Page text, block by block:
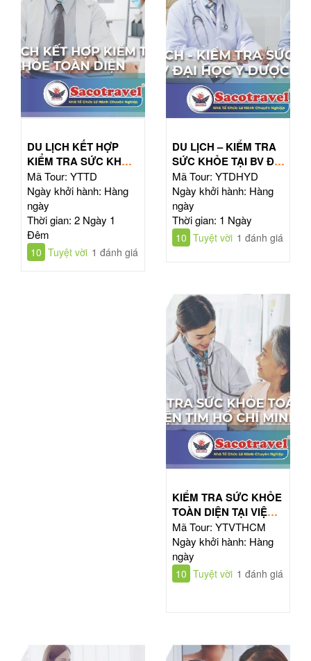
DU LỊCH KẾT HỢP
KIỂM TRA SỨC KHỎE
TOÀN DIỆN
Mã Tour: YTTD
Ngày khởi hành: Hàng
ngày
Thời gian: 2 Ngày 1
Đêm
10 Tuyệt vời 1 đánh giá
DU LỊCH – KIỂM TRA
SỨC KHỎE TẠI BV ĐẠI
HỌC Y DƯỢC TPHCM
Mã Tour: YTDHYD
Ngày khởi hành: Hàng
ngày
Thời gian: 1 Ngày
10 Tuyệt vời 1 đánh giá
KIỂM TRA SỨC KHỎE
TOÀN DIỆN TẠI VIỆN
TIM HỒ CHÍ MINH
Mã Tour: YTVTHCM
Ngày khởi hành: Hàng
ngày
10 Tuyệt vời 1 đánh giá